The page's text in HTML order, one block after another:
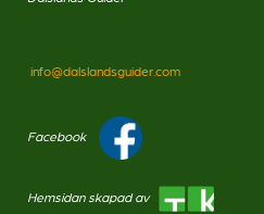
info@dalslandsguider.com
Facebook
Hemsidan skapad av